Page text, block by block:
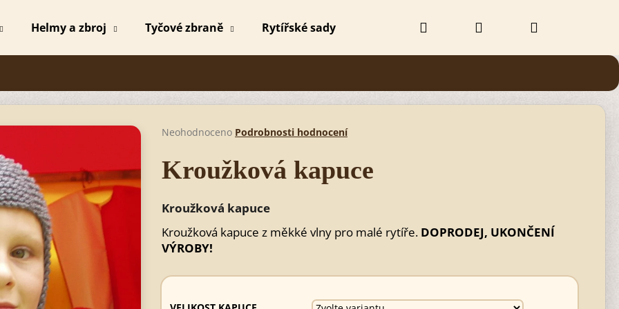
Helmy a zbroj Tyčové zbraně Rytířské sady Obchodní podmínky
Hledat PřihlášeníNákupní
Průměrné
je
5
Neohodnoceno Podrobnosti hodnocení
Kroužková kapuce
Kroužková kapuce
Kroužková kapuce z měkké vlny pro malé rytíře. DOPRODEJ, UKONČENÍ
VÝROBY!
Doporučujeme
MICHAEL MEČ MICHAEL BEZBARVÝ